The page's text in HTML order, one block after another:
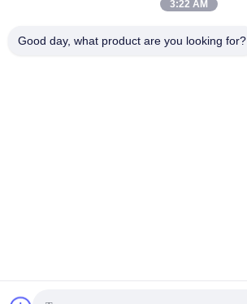
3:22 AM
Good day, what product are you looking for?